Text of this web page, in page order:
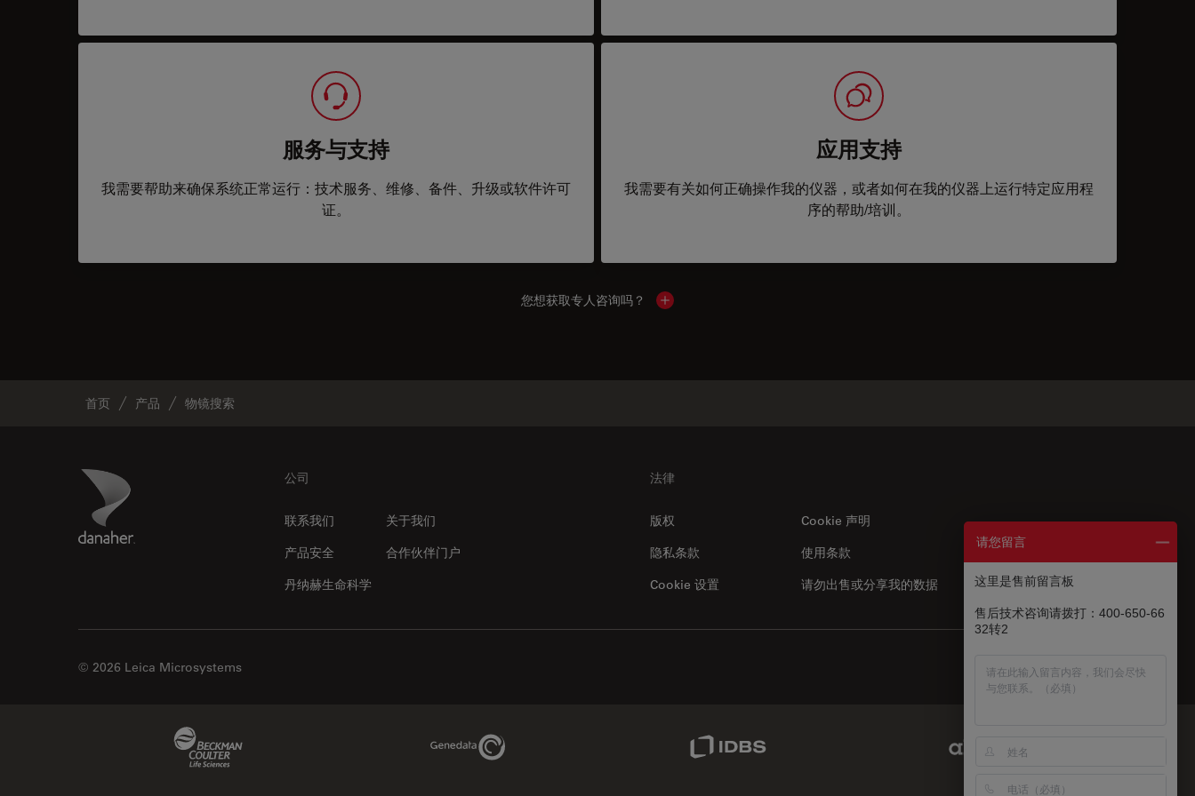
服务与支持
我需要帮助来确保系统正常运行：技术服务、维修、备件、升级或软件许可
证。
应用支持
我需要有关如何正确操作我的仪器，或者如何在我的仪器上运行特定应用程
序的帮助/培训。
您想获取专人咨询吗？ Show local contacts
首页 产品 物镜搜索
Danaher Logo 公司
联系我们
关于我们
产品安全
合作伙伴门户
丹纳赫生命科学
法律
版权
Cookie 声明
隐私条款
请勿出售或分享我的数据
使用条款
Cookie 设置
US|zh
© 2026 Leica Microsystems
Genedata Link IDBS Link
请您留言
这里是售前留言板
售后技术咨询请拨打：400-650-66
32转2